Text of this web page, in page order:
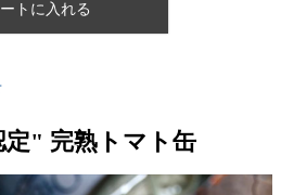
トに入れる
定" 完熟トマト缶